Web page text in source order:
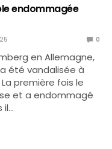
endommagée
0
en Allemagne,
été vandalisée à
première fois le
et a endommagé
il…